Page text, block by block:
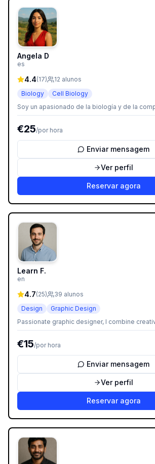
Angela D
es
4.4(17) 12 alunos
Biology
Cell Biology
Soy un apasionado de la biología y de la
procesos que hacen posible la vida. Me
cada estudiante a avanzar a su propio ritmo.
aprendas biología de forma clara, útil y
€25/por hora
Enviar mensagem
Ver perfil
Reservar agora
Learn F.
en
4.7(25) 39 alunos
Design
Graphic Design
Passionate graphic designer, I combine
attention to detail to teach the fundamentals
analysis, and the development of a personal
student in mastering essential tools
Figma…) and understanding the aesthetic
real impact.
€15/por hora
Enviar mensagem
Ver perfil
Reservar agora